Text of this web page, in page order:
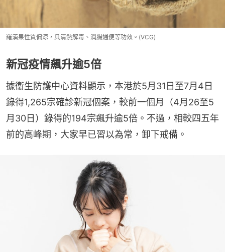
羅漢果性質偏涼，具清熱解毒、潤腸通便等功效。(VCG)
新冠疫情飆升逾5倍
據衞生防護中心資料顯示，本港於5月31日至7月4日
錄得1,265宗確診新冠個案，較前一個月（4月26至5
月30日）錄得的194宗飆升逾5倍。不過，相較四五年
前的高峰期，大家早已習以為常，卸下戒備。